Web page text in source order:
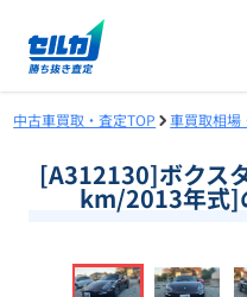
中古車買取・査定TOP 車買取相
[A312130]ボクス
km/2013年式]